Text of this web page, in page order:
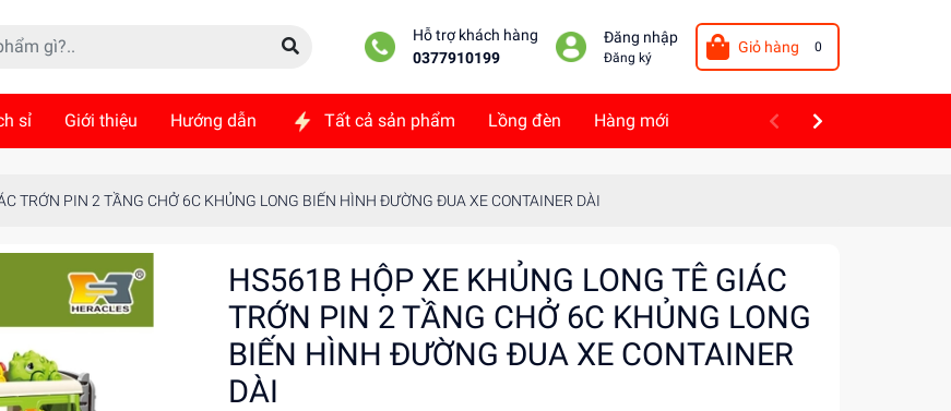
Hỗ trợ khách hàng
0377910199
Đăng nhập
Đăng ký
Giỏ hàng 0
sỉ Giới thiệu Hướng dẫn Tất cả sản phẩm Lồng đèn Hàng mới
TRỚN PIN 2 TẦNG CHỞ 6C KHỦNG LONG BIẾN HÌNH ĐƯỜNG ĐUA XE CONTAINER DÀI
HS561B HỘP XE KHỦNG LONG TÊ GIÁC
TRỚN PIN 2 TẦNG CHỞ 6C KHỦNG LONG
BIẾN HÌNH ĐƯỜNG ĐUA XE CONTAINER
DÀI